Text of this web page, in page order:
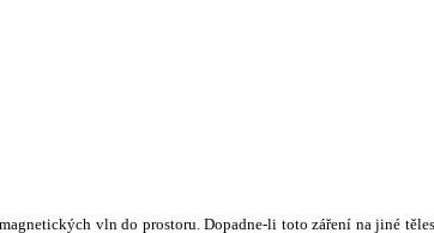
vln do prostoru. Dopadne-li toto záření na jiné